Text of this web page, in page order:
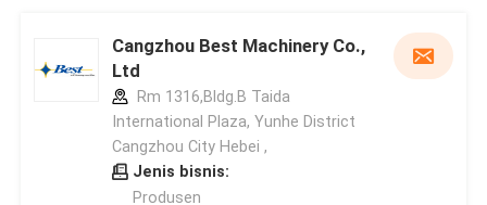
Cangzhou Best Machinery Co.,
Ltd
Rm 1316,Bldg.B Taida
International Plaza, Yunhe District
Cangzhou City Hebei ,
Jenis bisnis:
Produsen